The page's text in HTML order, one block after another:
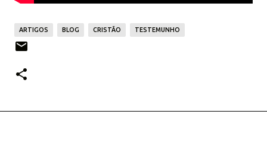
ARTIGOS BLOG CRISTÃO TESTEMUNHO